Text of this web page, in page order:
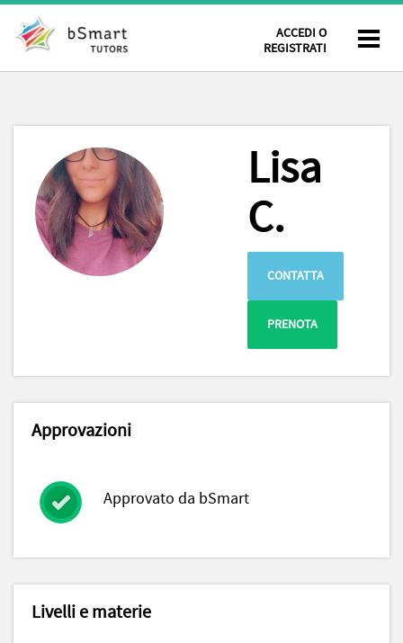
ACCEDI O
REGISTRATI
Lisa
C.
CONTATTA
PRENOTA
Approvazioni
Approvato da bSmart
Livelli e materie